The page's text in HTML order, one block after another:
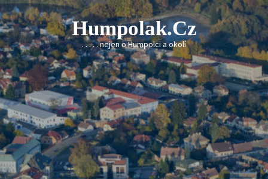
Skip
to
content
Humpolak.cz
. . . . . nejen o Humpolci a okolí